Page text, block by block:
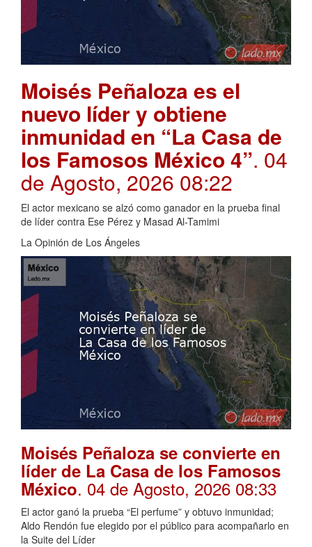
Moisés Peñaloza es el
nuevo líder y obtiene
inmunidad en “La Casa de
los Famosos México 4”. 04
de Agosto, 2026 08:22
El actor mexicano se alzó como ganador en la prueba final
de líder contra Ese Pérez y Masad Al-Tamimi
La Opinión de Los Ángeles
Moisés Peñaloza se convierte en
líder de La Casa de los Famosos
México. 04 de Agosto, 2026 08:33
El actor ganó la prueba “El perfume” y obtuvo inmunidad;
Aldo Rendón fue elegido por el público para acompañarlo en
la Suite del Líder